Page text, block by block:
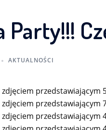
Party!!!
AKTUALNOŚCI